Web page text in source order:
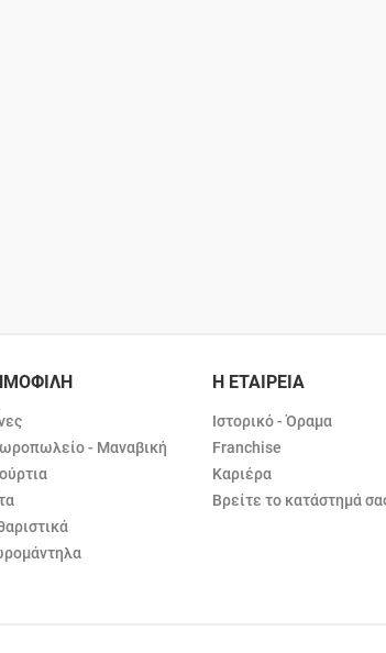
- Μαναβική
Η ΕΤΑΙΡΕΙΑ
Ιστορικό - Όραμα
Franchise
Καριέρα
Βρείτε το κατάστημά